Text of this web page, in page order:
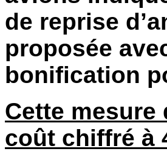
de reprise
proposée
bonification
Cette mesure
coût chiffré à